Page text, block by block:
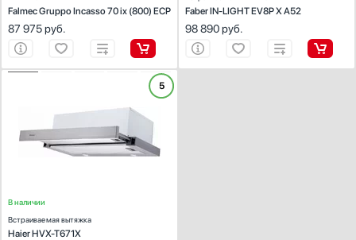
Светодиодная подсветка
Показать все
Максимальный уровень шума, дБ
Нержавеющая сталь
Серебро
Медь
Золото
Falmec Gruppo Incasso 70 ix (800) ECP
87 975руб.
Faber IN-LIGHT EV8P X A52
98 890руб.
Режимы работы:
отвод / циркуляция
Количество скоростей:
5
В наличии
Встраиваемая вытяжка
Haier HVX-T671X